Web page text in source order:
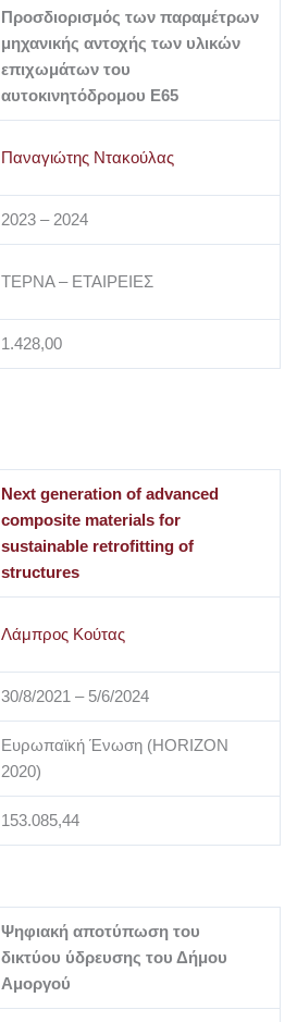
Προσδιορισμός των παραμέτρων
μηχανικής αντοχής των υλικών
επιχωμάτων του
αυτοκινητόδρομου Ε65
Παναγιώτης Ντακούλας
2023 – 2024
ΤΕΡΝΑ – ΕΤΑΙΡΕΙΕΣ
1.428,00
Next generation of advanced
composite materials for
sustainable retrofitting of
structures
Λάμπρος Κούτας
30/8/2021 – 5/6/2024
Ευρωπαϊκή Ένωση (HORIZON
2020)
153.085,44
Ψηφιακή αποτύπωση του
δικτύου ύδρευσης του Δήμου
Αμοργού